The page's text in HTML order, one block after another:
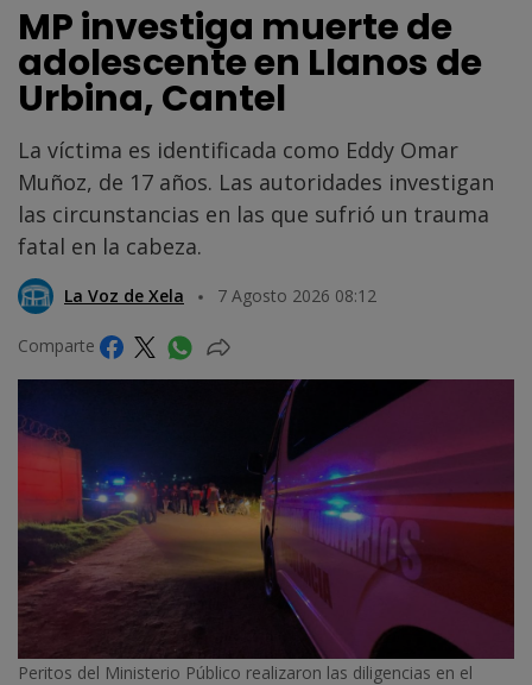
MP investiga muerte de
adolescente en Llanos de
Urbina, Cantel
La víctima es identificada como Eddy Omar
Muñoz, de 17 años. Las autoridades investigan
las circunstancias en las que sufrió un trauma
fatal en la cabeza.
La Voz de Xela 7 Agosto 2026 08:12
Comparte
Peritos del Ministerio Público realizaron las diligencias en el